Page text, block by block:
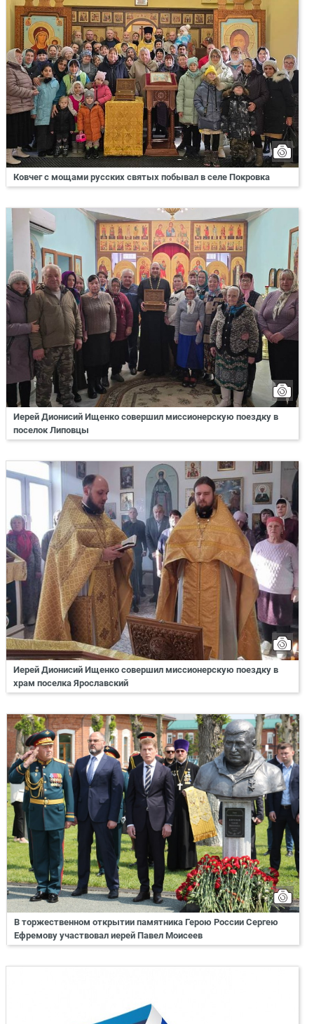
Ковчег с мощами русских святых побывал в селе Покровка
Иерей Дионисий Ищенко совершил миссионерскую поездку в
поселок Липовцы
Иерей Дионисий Ищенко совершил миссионерскую поездку в
храм поселка Ярославский
В торжественном открытии памятника Герою России Сергею
Ефремову участвовал иерей Павел Моисеев